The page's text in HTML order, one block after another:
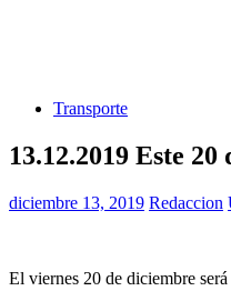
Transporte
13.12.2019 Este
diciembre 13, 2019 Redaccion
El viernes 20 de diciembre